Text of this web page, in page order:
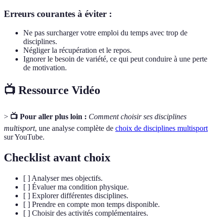
Erreurs courantes à éviter :
Ne pas surcharger votre emploi du temps avec trop de
disciplines.
Négliger la récupération et le repos.
Ignorer le besoin de variété, ce qui peut conduire à une perte
de motivation.
📺 Ressource Vidéo
> 📺 Pour aller plus loin : Comment choisir ses disciplines
multisport, une analyse complète de choix de disciplines multisport
sur YouTube.
Checklist avant choix
[ ] Analyser mes objectifs.
[ ] Évaluer ma condition physique.
[ ] Explorer différentes disciplines.
[ ] Prendre en compte mon temps disponible.
[ ] Choisir des activités complémentaires.